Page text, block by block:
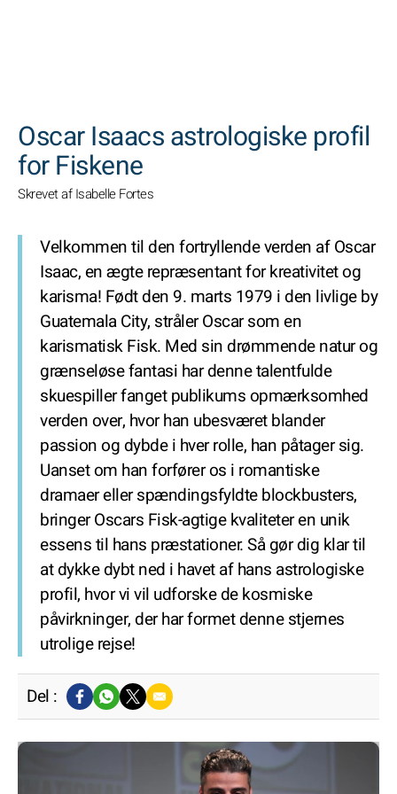
Oscar Isaacs astrologiske profil
for Fiskene
Skrevet af Isabelle Fortes
Velkommen til den fortryllende verden af Oscar
Isaac, en ægte repræsentant for kreativitet og
karisma! Født den 9. marts 1979 i den livlige by
Guatemala City, stråler Oscar som en
karismatisk Fisk. Med sin drømmende natur og
grænseløse fantasi har denne talentfulde
skuespiller fanget publikums opmærksomhed
verden over, hvor han ubesværet blander
passion og dybde i hver rolle, han påtager sig.
Uanset om han forfører os i romantiske
dramaer eller spændingsfyldte blockbusters,
bringer Oscars Fisk-agtige kvaliteter en unik
essens til hans præstationer. Så gør dig klar til
at dykke dybt ned i havet af hans astrologiske
profil, hvor vi vil udforske de kosmiske
påvirkninger, der har formet denne stjernes
utrolige rejse!
Del :